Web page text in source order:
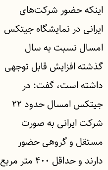
اینکه حضور شرکت‌های
ایرانی در نمایشگاه جیتکس
امسال نسبت به سال
گذشته افزایش قابل توجهی
داشته است، گفت: در
جیتکس امسال حدود ۲۲
شرکت ایرانی به صورت
مستقل و گروهی حضور
دارند و حداقل ۴۰۰ متر مربع